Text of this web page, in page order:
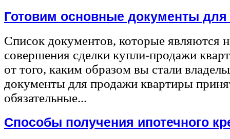
Готовим основные документы
Список документов, которые являются
совершения сделки купли-продажи
от того, каким образом вы стали
документы для продажи квартиры
обязательные...
Способы получения ипотечного